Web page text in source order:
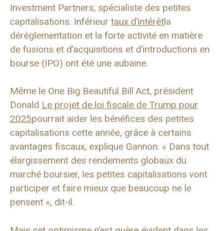
Investment Partners, spécialiste des petites
capitalisations. Inférieur taux d’intérêtla
déréglementation et la forte activité en matière
de fusions et d’acquisitions et d’introductions en
bourse (IPO) ont été une aubaine.
Même le One Big Beautiful Bill Act, président
Donald Le projet de loi fiscale de Trump pour
2025pourrait aider les bénéfices des petites
capitalisations cette année, grâce à certains
avantages fiscaux, explique Gannon. « Dans tout
élargissement des rendements globaux du
marché boursier, les petites capitalisations vont
participer et faire mieux que beaucoup ne le
pensent », dit-il.